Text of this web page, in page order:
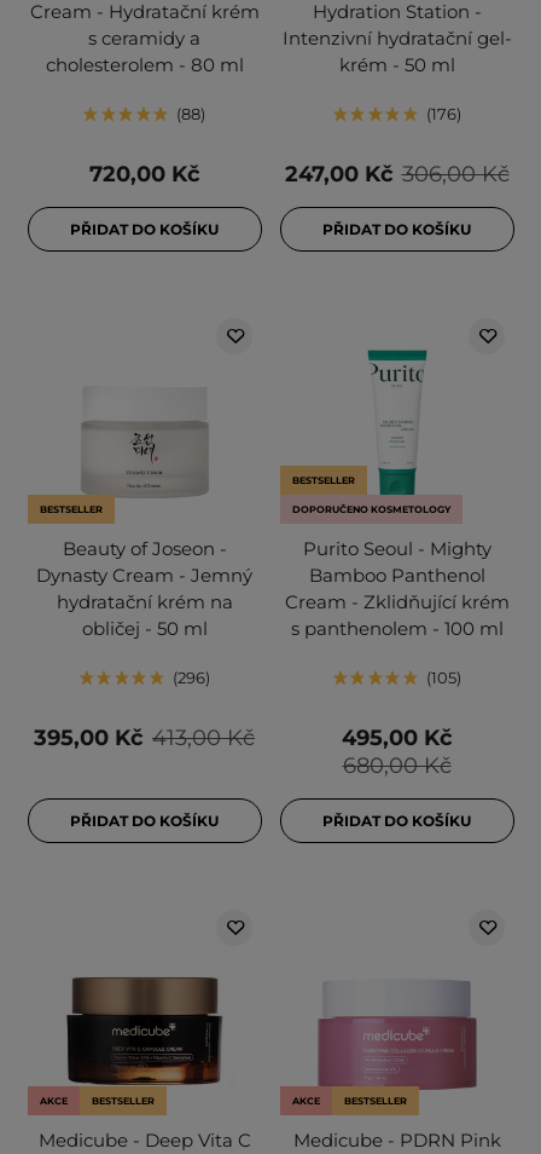
Cream - Hydratační krém
s ceramidy a
cholesterolem - 80 ml
88
720,00 Kč
PŘIDAT DO KOŠÍKU
Hydration Station -
Intenzivní hydratační gel-
krém - 50 ml
176
306,00 Kč
247,00 Kč
PŘIDAT DO KOŠÍKU
BESTSELLER
Beauty of Joseon -
Dynasty Cream - Jemný
hydratační krém na
obličej - 50 ml
296
413,00 Kč
395,00 Kč
PŘIDAT DO KOŠÍKU
BESTSELLER
DOPORUČENO KOSMETOLOGY
Purito Seoul - Mighty
Bamboo Panthenol
Cream - Zklidňující krém
s panthenolem - 100 ml
105
680,00 Kč
495,00 Kč
PŘIDAT DO KOŠÍKU
AKCE BESTSELLER
Medicube - Deep Vita C
AKCE BESTSELLER
Medicube - PDRN Pink